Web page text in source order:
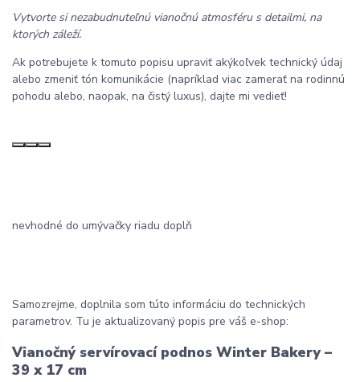
Vytvorte si nezabudnuteľnú vianočnú atmosféru s detailmi, na
ktorých záleží.
Ak potrebujete k tomuto popisu upraviť akýkoľvek technický údaj
alebo zmeniť tón komunikácie (napríklad viac zamerať na rodinnú
pohodu alebo, naopak, na čistý luxus), dajte mi vedieť!
nevhodné do umývačky riadu doplň
Samozrejme, doplnila som túto informáciu do technických
parametrov. Tu je aktualizovaný popis pre váš e-shop:
Vianočný servírovací podnos Winter Bakery –
39 x 17 cm